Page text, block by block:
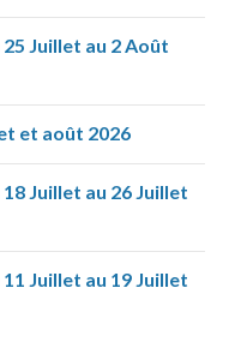
Juillet au 2 Août
et août 2026
Juillet au 26 Juillet
Juillet au 19 Juillet